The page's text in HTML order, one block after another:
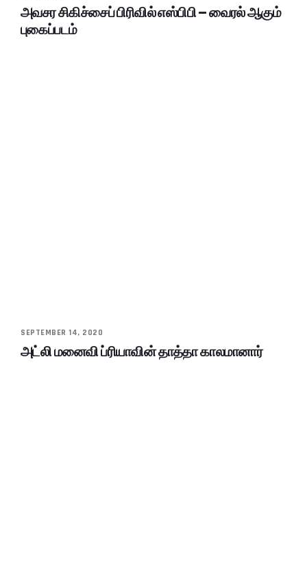
அவசர சிகிச்சைப் பிரிவில் எஸ்பிபி – வைரல் ஆகும்
புகைப்படம்
SEPTEMBER 14, 2020
அட்லி மனைவி ப்ரியாவின் தாத்தா காலமானார்